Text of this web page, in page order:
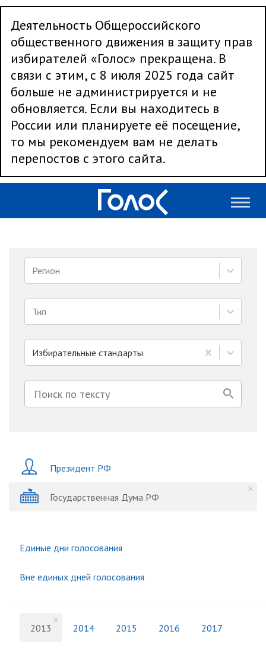
Деятельность Общероссийского
общественного движения в защиту прав
избирателей «Голос» прекращена. В
связи с этим, с 8 июля 2025 года сайт
больше не администрируется и не
обновляется. Если вы находитесь в
России или планируете её посещение,
то мы рекомендуем вам не делать
перепостов с этого сайта.
Регион
Тип
Избирательные стандарты
Президент РФ
Государственная Дума РФ
Единые дни голосования
Вне единых дней голосования
2013 2014 2015 2016 2017